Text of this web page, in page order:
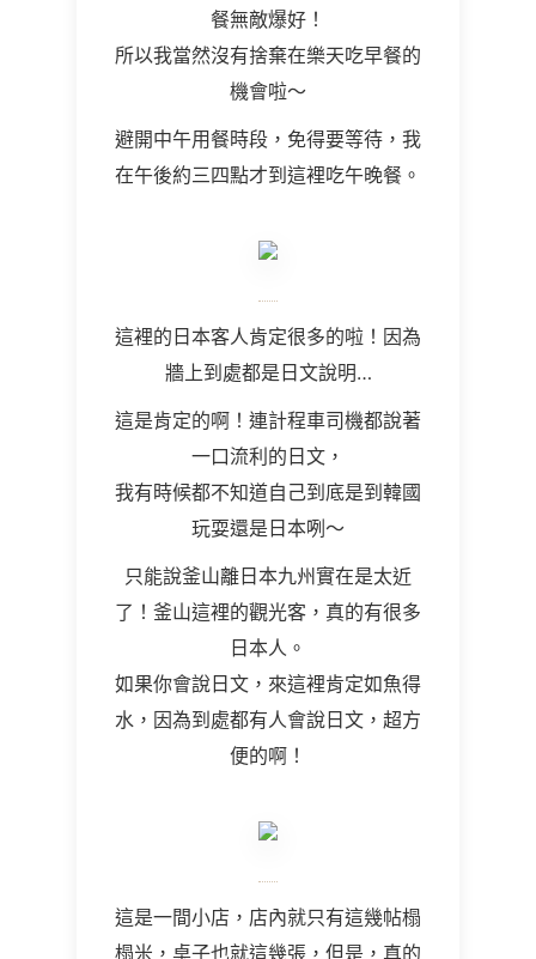
餐無敵爆好！
所以我當然沒有捨棄在樂天吃早餐的
機會啦～
避開中午用餐時段，免得要等待，我
在午後約三四點才到這裡吃午晚餐。
這裡的日本客人肯定很多的啦！因為
牆上到處都是日文說明…
這是肯定的啊！連計程車司機都說著
一口流利的日文，
我有時候都不知道自己到底是到韓國
玩耍還是日本咧～
只能說釜山離日本九州實在是太近
了！釜山這裡的觀光客，真的有很多
日本人。
如果你會說日文，來這裡肯定如魚得
水，因為到處都有人會說日文，超方
便的啊！
這是一間小店，店內就只有這幾帖榻
榻米，桌子也就這幾張，但是，真的